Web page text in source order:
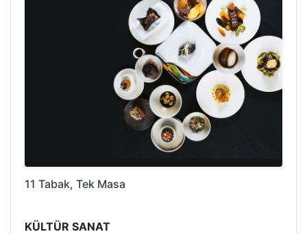
11 Tabak, Tek Masa
KÜLTÜR SANAT